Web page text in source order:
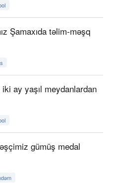
Şamaxıda təlim-məşq
ay yaşıl meydanlardan
gümüş medal